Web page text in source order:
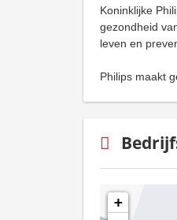
Koninklijke
gezondheid
leven en
Philips maakt
+